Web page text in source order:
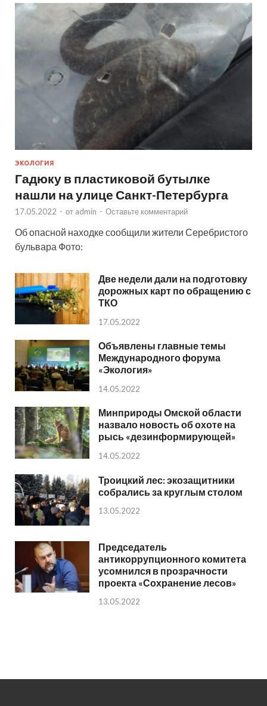
ЭКОЛОГИЯ
Гадюку в пластиковой бутылке
нашли на улице Санкт-Петербурга
17.05.2022 - от admin - Оставьте комментарий
Об опасной находке сообщили жители Серебристого
бульвара Фото:
Две недели дали на подготовку
дорожных карт по обращению с
ТКО
17.05.2022
Объявлены главные темы
Международного форума
«Экология»
14.05.2022
Минприроды Омской области
назвало новость об охоте на
рысь «дезинформирующей»
14.05.2022
Троицкий лес: экозащитники
собрались за круглым столом
13.05.2022
Председатель
антикоррупционного комитета
усомнился в прозрачности
проекта «Сохранение лесов»
13.05.2022